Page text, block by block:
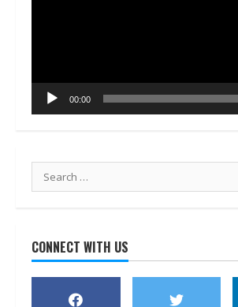
00:00
Search
for:
CONNECT WITH US